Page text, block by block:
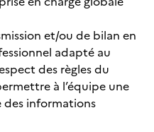
et/ou de bilan en
adapté au
des règles du
à l’équipe une
informations